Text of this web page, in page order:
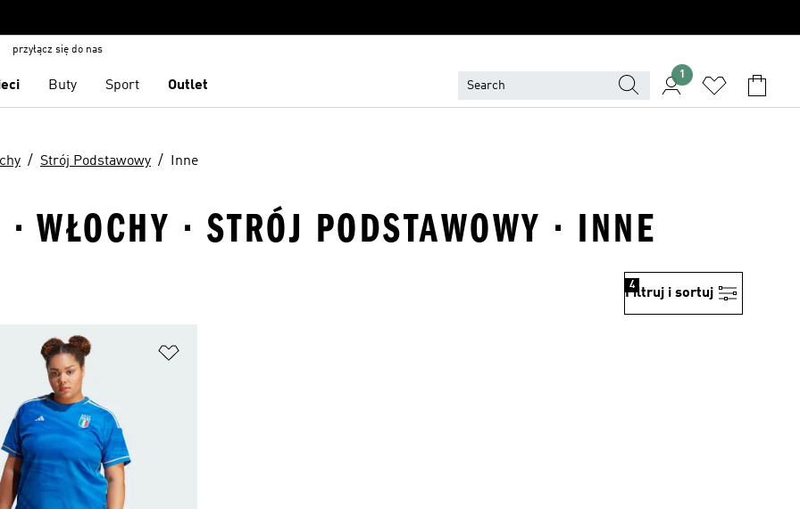
przyłącz się do nas
Buty Sport Outlet
1
Strój Podstawowy Inne
WŁOCHY · STRÓJ PODSTAWOWY · INNE
Filtruj i sortuj
4